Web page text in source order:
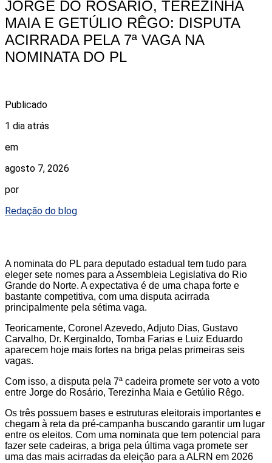
JORGE DO ROSÁRIO, TEREZINHA
MAIA E GETÚLIO RÊGO: DISPUTA
ACIRRADA PELA 7ª VAGA NA
NOMINATA DO PL
Publicado
1 dia atrás
em
agosto 7, 2026
por
Redação do blog
A nominata do PL para deputado estadual tem tudo para
eleger sete nomes para a Assembleia Legislativa do Rio
Grande do Norte. A expectativa é de uma chapa forte e
bastante competitiva, com uma disputa acirrada
principalmente pela sétima vaga.
Teoricamente, Coronel Azevedo, Adjuto Dias, Gustavo
Carvalho, Dr. Kerginaldo, Tomba Farias e Luiz Eduardo
aparecem hoje mais fortes na briga pelas primeiras seis
vagas.
Com isso, a disputa pela 7ª cadeira promete ser voto a voto
entre Jorge do Rosário, Terezinha Maia e Getúlio Rêgo.
Os três possuem bases e estruturas eleitorais importantes e
chegam à reta da pré-campanha buscando garantir um lugar
entre os eleitos. Com uma nominata que tem potencial para
fazer sete cadeiras, a briga pela última vaga promete ser
uma das mais acirradas da eleição para a ALRN em 2026